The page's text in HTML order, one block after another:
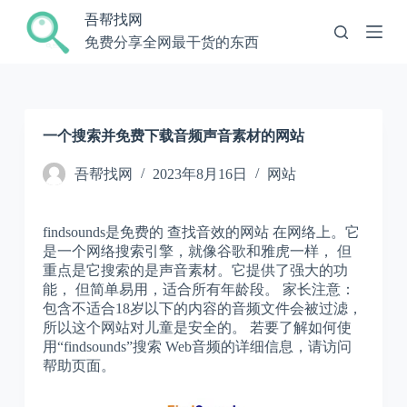
跳
过
吾帮找网
免费分享全网最干货的东西
一个搜索并免费下载音频声音素材的网站
吾帮找网 2023年8月16日 网站
findsounds是免费的 查找音效的网站 在网络上。它
是一个网络搜索引擎，就像谷歌和雅虎一样， 但
重点是它搜索的是声音素材。它提供了强大的功
能， 但简单易用，适合所有年龄段。 家长注意：
包含不适合18岁以下的内容的音频文件会被过滤，
所以这个网站对儿童是安全的。 若要了解如何使
用“findsounds”搜索 Web音频的详细信息，请访问
帮助页面。